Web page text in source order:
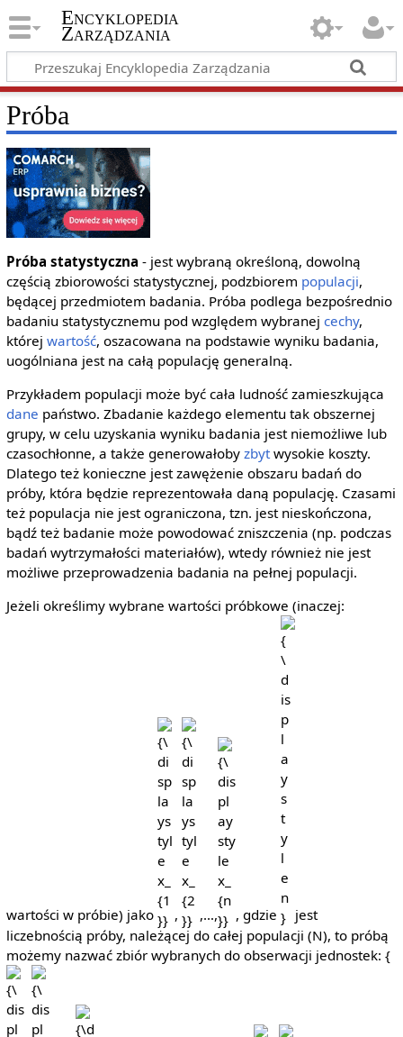
Encyklopedia
Zarządzania
Próba
Próba statystyczna - jest wybraną określoną, dowolną
częścią zbiorowości statystycznej, podzbiorem populacji,
będącej przedmiotem badania. Próba podlega bezpośrednio
badaniu statystycznemu pod względem wybranej cechy,
której wartość, oszacowana na podstawie wyniku badania,
uogólniana jest na całą populację generalną.
Przykładem populacji może być cała ludność zamieszkująca
dane państwo. Zbadanie każdego elementu tak obszernej
grupy, w celu uzyskania wyniku badania jest niemożliwe lub
czasochłonne, a także generowałoby zbytwysokie koszty.
Dlatego też konieczne jest zawężenie obszaru badań do
próby, która będzie reprezentowała daną populację. Czasami
też populacja nie jest ograniczona, tzn. jest nieskończona,
bądź też badanie może powodować zniszczenia (np. podczas
badań wytrzymałości materiałów), wtedy również nie jest
możliwe przeprowadzenia badania na pełnej populacji.
Jeżeli określimy wybrane wartości próbkowe (inaczej:
wartości w próbie) jako , ,…,
{\displaystyle
, gdzie
{\displaystyle
n}
jest
liczebnością próby, należącej do całej populacji (N), to próbą
możemy nazwać zbiór wybranych do obserwacji jednostek: {
{\displaystyle
\omega _{2}}